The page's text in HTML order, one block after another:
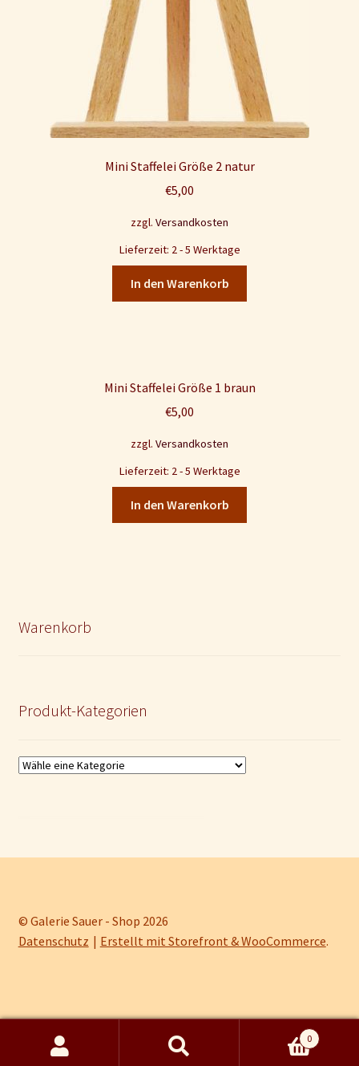
Mini Staffelei Größe 2 natur
€5,00
zzgl. Versandkosten
Lieferzeit: 2 - 5 Werktage
In den Warenkorb
Mini Staffelei Größe 1 braun
€5,00
zzgl. Versandkosten
Lieferzeit: 2 - 5 Werktage
In den Warenkorb
Warenkorb
Produkt-Kategorien
© Galerie Sauer - Shop 2026
Datenschutz
Erstellt mit Storefront & WooCommerce.
0
Kein Mehrwertsteuerausweis, da Kleinunternehmer nach §19 (1) UStG.